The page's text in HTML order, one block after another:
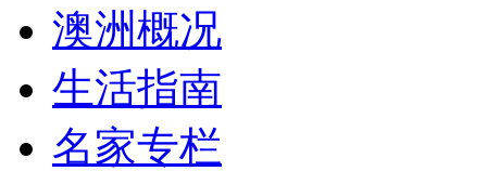
澳洲概况
生活指南
名家专栏